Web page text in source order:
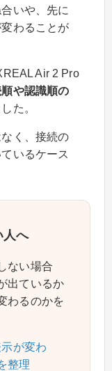
いや、先に
わることが
Air 2 Pro
や認識順の
た。
く、接続の
いるケース
人へ
ない場合
出ているか
わるのかを
が変わ
整理